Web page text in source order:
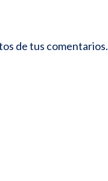
de tus comentarios.